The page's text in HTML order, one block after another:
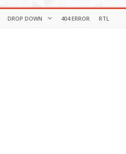
DROP DOWN 404 ERROR RTL